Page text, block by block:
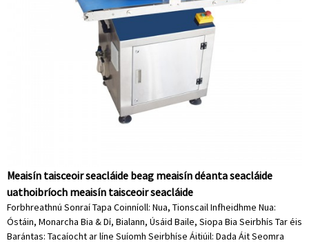
Meaisín taisceoir seacláide beag meaisín déanta seacláide
uathoibríoch meaisín taisceoir seacláide
Forbhreathnú Sonraí Tapa Coinníoll: Nua, Tionscail Infheidhme Nua:
Óstáin, Monarcha Bia & Dí, Bialann, Úsáid Baile, Siopa Bia Seirbhís Tar éis
Barántas: Tacaíocht ar líne Suíomh Seirbhíse Áitiúil: Dada Áit Seomra